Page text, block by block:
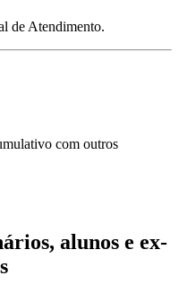
de Atendimento.
com outros
alunos e ex-